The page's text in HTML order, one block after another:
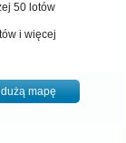
50 lotów
i więcej
mapę